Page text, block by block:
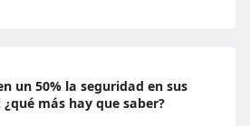
un 50% la seguridad en sus
más hay que saber?